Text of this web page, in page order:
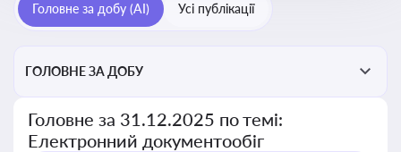
Головне за добу (AI) Усі публікації
ГОЛОВНЕ ЗА ДОБУ
Головне за 31.12.2025 по темі:
Електронний документообіг